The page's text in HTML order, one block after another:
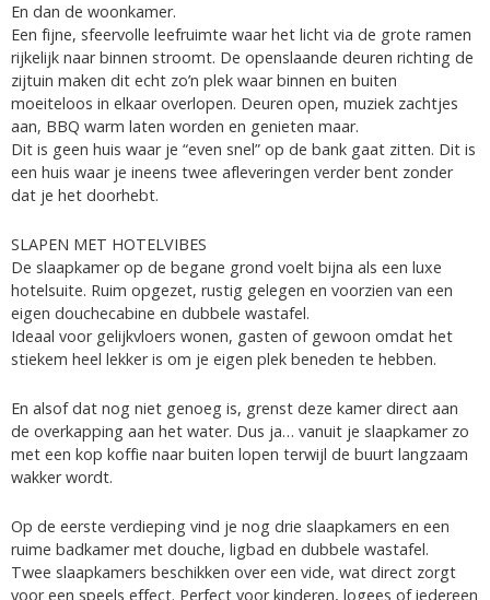
En dan de woonkamer.
Een fijne, sfeervolle leefruimte waar het licht via de grote ramen
rijkelijk naar binnen stroomt. De openslaande deuren richting de
zijtuin maken dit echt zo’n plek waar binnen en buiten
moeiteloos in elkaar overlopen. Deuren open, muziek zachtjes
aan, BBQ warm laten worden en genieten maar.
Dit is geen huis waar je “even snel” op de bank gaat zitten. Dit is
een huis waar je ineens twee afleveringen verder bent zonder
dat je het doorhebt.
SLAPEN MET HOTELVIBES
De slaapkamer op de begane grond voelt bijna als een luxe
hotelsuite. Ruim opgezet, rustig gelegen en voorzien van een
eigen douchecabine en dubbele wastafel.
Ideaal voor gelijkvloers wonen, gasten of gewoon omdat het
stiekem heel lekker is om je eigen plek beneden te hebben.
En alsof dat nog niet genoeg is, grenst deze kamer direct aan
de overkapping aan het water. Dus ja… vanuit je slaapkamer zo
met een kop koffie naar buiten lopen terwijl de buurt langzaam
wakker wordt.
Op de eerste verdieping vind je nog drie slaapkamers en een
ruime badkamer met douche, ligbad en dubbele wastafel.
Twee slaapkamers beschikken over een vide, wat direct zorgt
voor een speels effect. Perfect voor kinderen, logees of iedereen